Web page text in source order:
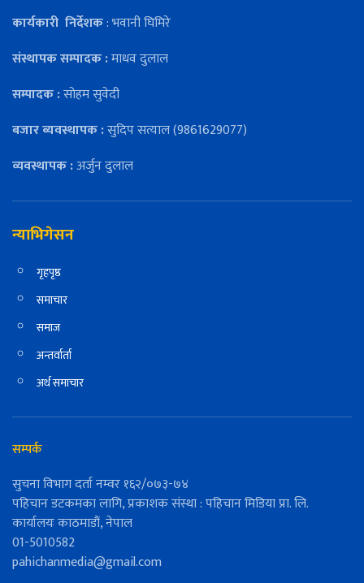
कार्यकारी निर्देशक: भवानी घिमिरे
संस्थापक सम्पादक :माधव दुलाल
सम्पादक :सोहम सुवेदी
बजार ब्यवस्थापक :सुदिप सत्याल (9861629077)
व्यवस्थापक :अर्जुन दुलाल
न्याभिगेसन
गृहपृष्ठ
समाचार
समाज
अन्तर्वार्ता
अर्थ समाचार
सम्पर्क
सुचना विभाग दर्ता नम्वर १६२/०७३-७४
पहिचान डटकमका लागि, प्रकाशक संस्था : पहिचान मिडिया प्रा. लि.
कार्यालयः काठमाडौं, नेपाल
01-5010582
pahichanmedia@gmail.com